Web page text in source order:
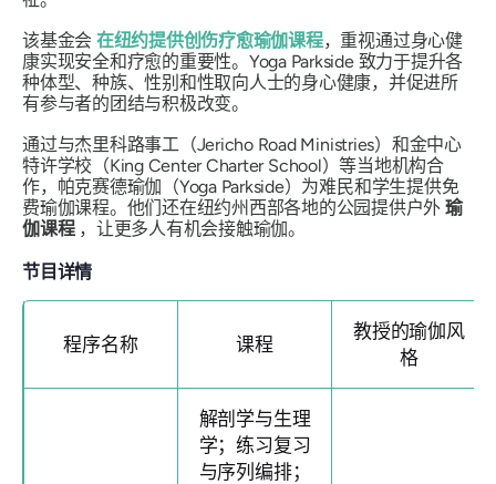
该基金会 在纽约提供创伤疗愈瑜伽课程，重视通过身心健
康实现安全和疗愈的重要性。Yoga Parkside 致力于提升各
种体型、种族、性别和性取向人士的身心健康，并促进所
有参与者的团结与积极改变。
通过与杰里科路事工（Jericho Road Ministries）和金中心
特许学校（King Center Charter School）等当地机构合
作，帕克赛德瑜伽（Yoga Parkside）为难民和学生提供免
费瑜伽课程。他们还在纽约州西部各地的公园提供户外瑜
伽课程，让更多人有机会接触瑜伽。
节目详情
程序名称 课程
教授的瑜伽风
格
解剖学与生理
学；练习复习
与序列编排；